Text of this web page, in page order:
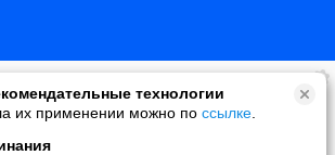
технологии
их применении можно по ссылке
(вихрева)